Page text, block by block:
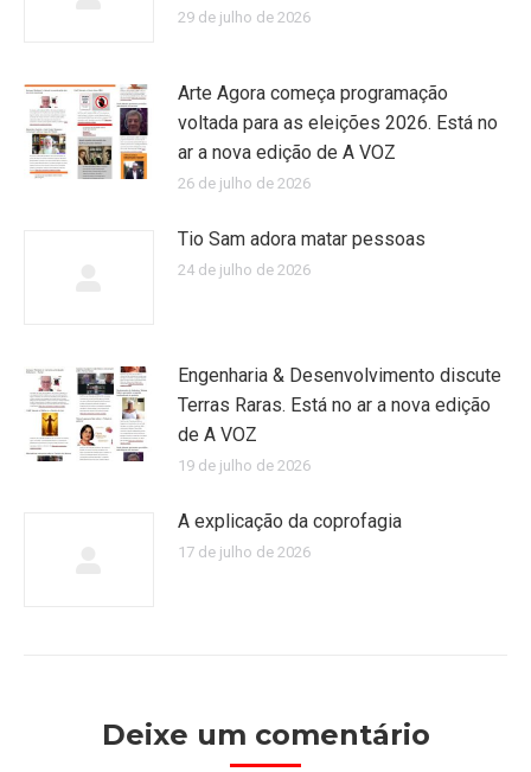
29 de julho de 2026
Arte Agora começa programação
voltada para as eleições 2026. Está no
ar a nova edição de A VOZ
26 de julho de 2026
Tio Sam adora matar pessoas
24 de julho de 2026
Engenharia & Desenvolvimento discute
Terras Raras. Está no ar a nova edição
de A VOZ
19 de julho de 2026
A explicação da coprofagia
17 de julho de 2026
Deixe um comentário